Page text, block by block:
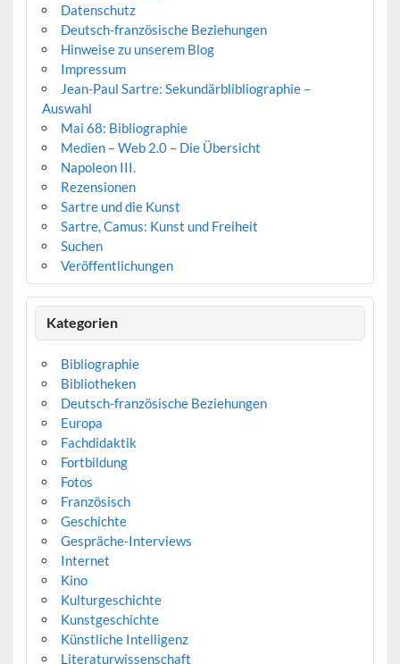
Datenschutz
Deutsch-französische Beziehungen
Hinweise zu unserem Blog
Impressum
Jean-Paul Sartre: Sekundärblibliographie –
Auswahl
Mai 68: Bibliographie
Medien – Web 2.0 – Die Übersicht
Napoleon III.
Rezensionen
Sartre und die Kunst
Sartre, Camus: Kunst und Freiheit
Suchen
Veröffentlichungen
Kategorien
Bibliographie
Bibliotheken
Deutsch-französische Beziehungen
Europa
Fachdidaktik
Fortbildung
Fotos
Französisch
Geschichte
Gespräche-Interviews
Internet
Kino
Kulturgeschichte
Kunstgeschichte
Künstliche Intelligenz
Literaturwissenschaft